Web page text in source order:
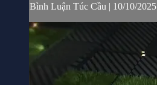
Bình Luận Túc Cầu | 10/10/2025